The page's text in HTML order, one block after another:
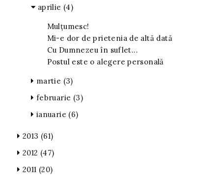
aprilie (4)
Mulţumesc!
Mi-e dor de prietenia de altă dată
Cu Dumnezeu în suflet...
Postul este o alegere personală
martie (3)
februarie (3)
ianuarie (6)
2013 (61)
2012 (47)
2011 (20)